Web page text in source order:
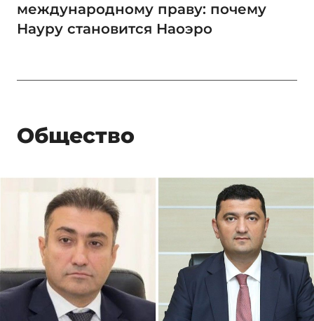
международному праву: почему
Науру становится Наоэро
Общество